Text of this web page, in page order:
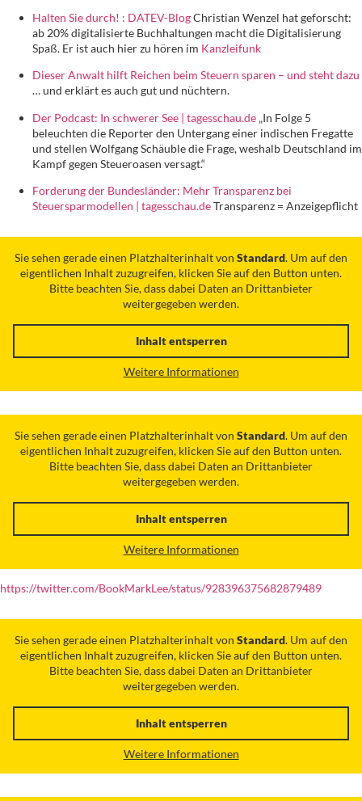
Halten Sie durch! : DATEV-BlogChristian Wenzel hat geforscht:
ab 20% digitalisierte Buchhaltungen macht die Digitalisierung
Spaß. Er ist auch hier zu hören im Kanzleifunk
Dieser Anwalt hilft Reichen beim Steuern sparen – und steht dazu
… und erklärt es auch gut und nüchtern.
Der Podcast: In schwerer See | tagesschau.de „In Folge 5
beleuchten die Reporter den Untergang einer indischen Fregatte
und stellen Wolfgang Schäuble die Frage, weshalb Deutschland im
Kampf gegen Steueroasen versagt.“
Forderung der Bundesländer: Mehr Transparenz bei
Steuersparmodellen | tagesschau.deTransparenz = Anzeigepflicht
Sie sehen gerade einen Platzhalterinhalt von Standard. Um auf den
eigentlichen Inhalt zuzugreifen, klicken Sie auf den Button unten.
Bitte beachten Sie, dass dabei Daten an Drittanbieter
weitergegeben werden.
Inhalt entsperren
Weitere Informationen
Sie sehen gerade einen Platzhalterinhalt von Standard. Um auf den
eigentlichen Inhalt zuzugreifen, klicken Sie auf den Button unten.
Bitte beachten Sie, dass dabei Daten an Drittanbieter
weitergegeben werden.
Inhalt entsperren
Weitere Informationen
https://twitter.com/BookMarkLee/status/928396375682879489
Sie sehen gerade einen Platzhalterinhalt von Standard. Um auf den
eigentlichen Inhalt zuzugreifen, klicken Sie auf den Button unten.
Bitte beachten Sie, dass dabei Daten an Drittanbieter
weitergegeben werden.
Inhalt entsperren
Weitere Informationen